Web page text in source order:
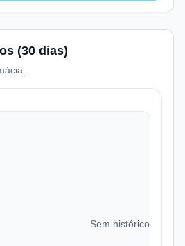
(30 dias)
Sem histórico de